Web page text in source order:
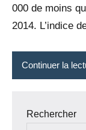
000 de moins
2014. L’indice
Continuer la
Rechercher